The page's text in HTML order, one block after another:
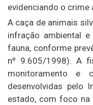
evidenciando o crime
A caça de animais
infração ambiental
fauna, conforme
nº 9.605/1998). A
monitoramento e
desenvolvidas pelo
estado, com foco na